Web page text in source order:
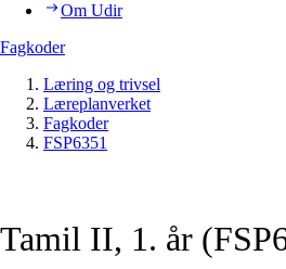
Om Udir
Fagkoder
Læring og trivsel
Læreplanverket
Fagkoder
FSP6351
Tamil II, 1. år